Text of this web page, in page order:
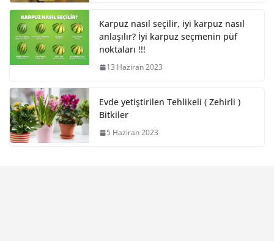
Karpuz nasıl seçilir, iyi karpuz nasıl
anlaşılır? İyi karpuz seçmenin püf
noktaları !!!
13 Haziran 2023
Evde yetiştirilen Tehlikeli ( Zehirli )
Bitkiler
5 Haziran 2023